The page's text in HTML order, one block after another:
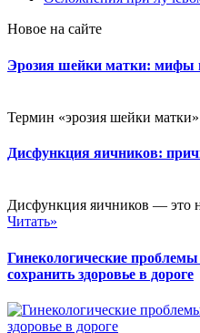
Новое на сайте
Эрозия шейки матки: мифы
Термин «эрозия шейки
Дисфункция яичников:
Дисфункция яичников — это
Читать»
Гинекологические
сохранить здоровье в дороге